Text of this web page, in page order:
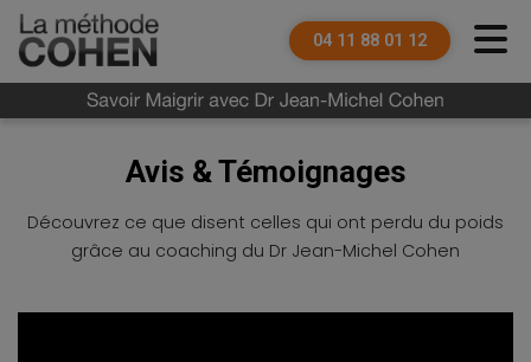
04 11 88 01 12
Avis & Témoignages
Découvrez ce que disent celles qui ont perdu du poids
grâce au coaching du Dr Jean-Michel Cohen